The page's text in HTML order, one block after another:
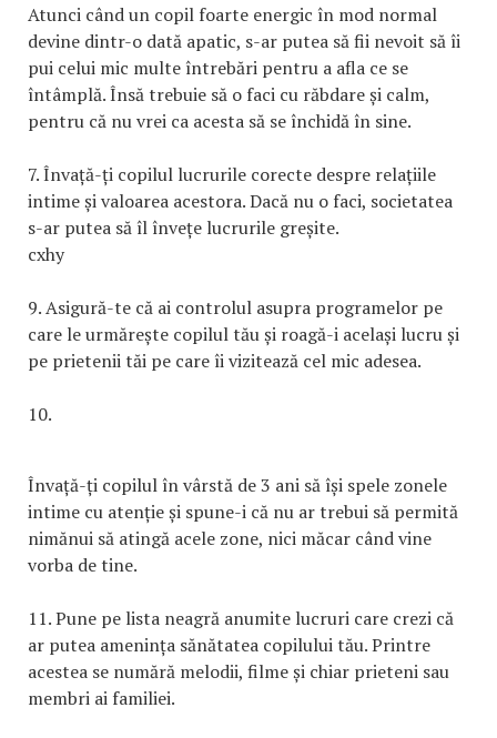
Atunci când un copil foarte energic în mod normal
devine dintr-o dată apatic, s-ar putea să fii nevoit să îi
pui celui mic multe întrebări pentru a afla ce se
întâmplă. Însă trebuie să o faci cu răbdare și calm,
pentru că nu vrei ca acesta să se închidă în sine.
7. Învață-ți copilul lucrurile corecte despre relațiile
intime și valoarea acestora. Dacă nu o faci, societatea
s-ar putea să îl învețe lucrurile greșite.
cxhy
9. Asigură-te că ai controlul asupra programelor pe
care le urmărește copilul tău și roagă-i același lucru și
pe prietenii tăi pe care îi vizitează cel mic adesea.
10.
Învață-ți copilul în vârstă de 3 ani să își spele zonele
intime cu atenție și spune-i că nu ar trebui să permită
nimănui să atingă acele zone, nici măcar când vine
vorba de tine.
11. Pune pe lista neagră anumite lucruri care crezi că
ar putea amenința sănătatea copilului tău. Printre
acestea se numără melodii, filme și chiar prieteni sau
membri ai familiei.